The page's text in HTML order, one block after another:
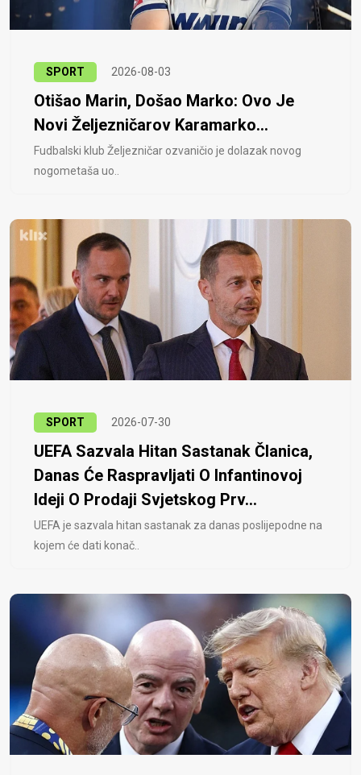
SPORT 2026-08-03
Otišao Marin, Došao Marko: Ovo Je
Novi Željezničarov Karamarko...
Fudbalski klub Željezničar ozvaničio je dolazak novog
nogometaša uo..
SPORT 2026-07-30
UEFA Sazvala Hitan Sastanak Članica,
Danas Će Raspravljati O Infantinovoj
Ideji O Prodaji Svjetskog Prv...
UEFA je sazvala hitan sastanak za danas poslijepodne na
kojem će dati konač..